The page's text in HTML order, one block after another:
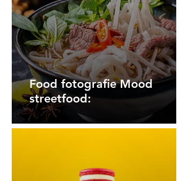
Food fotografie Mood
streetfood: